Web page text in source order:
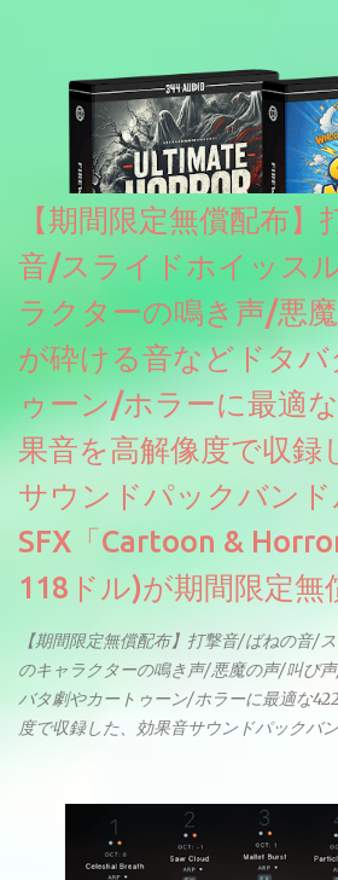
【期間限定無償配布
音/スライドホイッス
ラクターの鳴き声/悪
が砕ける音などドタバ
ゥーン/ホラーに最適
果音を高解像度で収録
サウンドパックバンド
SFX「Cartoon &
118ドル)が期間限定無
【期間限定無償配布】打撃音/ばねの音/
のキャラクターの鳴き声/悪魔の声/叫び
バタ劇やカートゥーン/ホラーに最適な
度で収録した、効果音サウンドパックバ